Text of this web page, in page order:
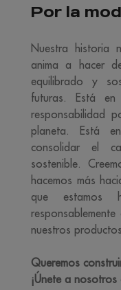
Por la
Nuestra historia
anima a hacer
equilibrado y
futuras. Está
responsabilidad
planeta. Está
consolidar el
sostenible.
hacemos más
que estamos
nuestros
Queremos
¡Únete a